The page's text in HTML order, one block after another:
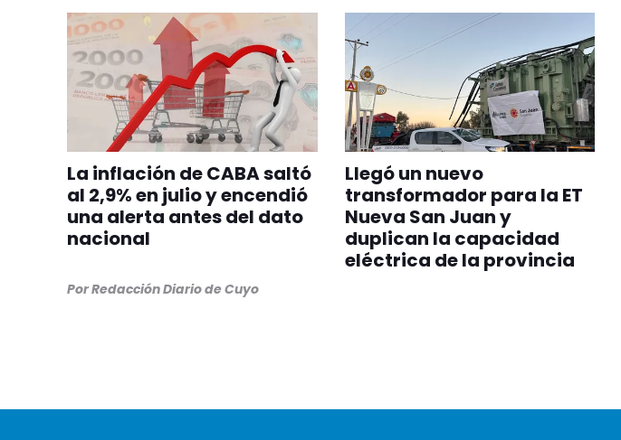
La inflación de CABA saltó
al 2,9% en julio y encendió
una alerta antes del dato
nacional
PorRedacción Diario de Cuyo
Llegó un nuevo
transformador para la ET
Nueva San Juan y
duplican la capacidad
eléctrica de la provincia